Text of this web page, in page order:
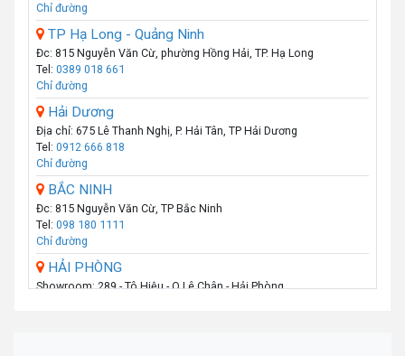
Chỉ đường
TP Hạ Long - Quảng Ninh
Đc: 815 Nguyễn Văn Cừ, phường Hồng Hải, TP. Hạ Long
Tel: 0389 018 661
Chỉ đường
Hải Dương
Địa chỉ: 675 Lê Thanh Nghị, P. Hải Tân, TP Hải Dương
Tel: 0912 666 818
Chỉ đường
BẮC NINH
Đc: 815 Nguyễn Văn Cừ, TP Bắc Ninh
Tel: 098 180 1111
Chỉ đường
HẢI PHÒNG
Showroom: 289 - Tô Hiệu - Q.Lê Chân - Hải Phòng